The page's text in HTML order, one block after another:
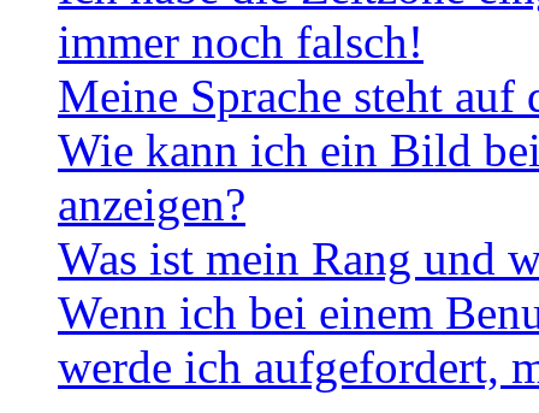
immer noch falsch!
Meine Sprache steht
Wie kann ich ein Bild
anzeigen?
Was ist mein Rang und
Wenn ich bei einem
werde ich aufgefordert,